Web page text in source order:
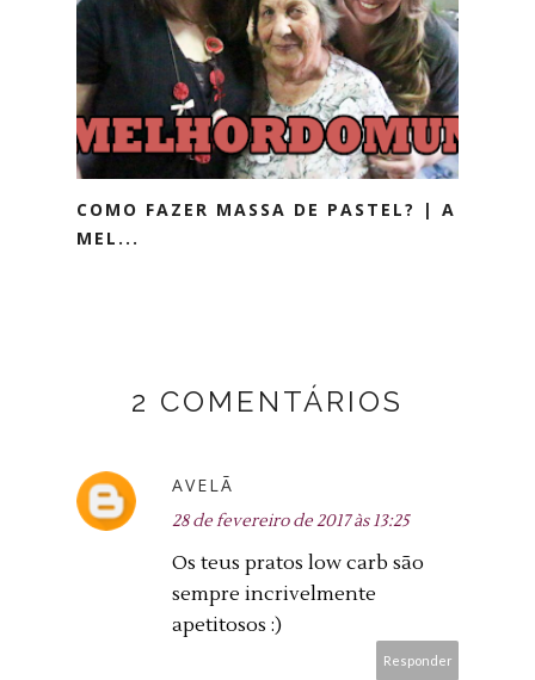
COMO FAZER MASSA DE PASTEL? | A
MEL...
2 COMENTÁRIOS
AVELÃ
28 de fevereiro de 2017 às 13:25
Os teus pratos low carb são
sempre incrivelmente
apetitosos :)
Responder